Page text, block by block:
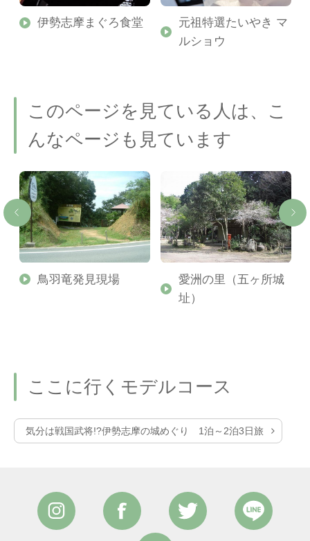
伊勢志摩まぐろ食堂
元祖特選たいやき マ
ルショウ
このページを見ている人は、こ
んなページも見ています
鳥羽竜発見現場
愛洲の里（五ヶ所城
址）
ここに行くモデルコース
気分は戦国武将!?伊勢志摩の城めぐり 1泊～2泊3日旅